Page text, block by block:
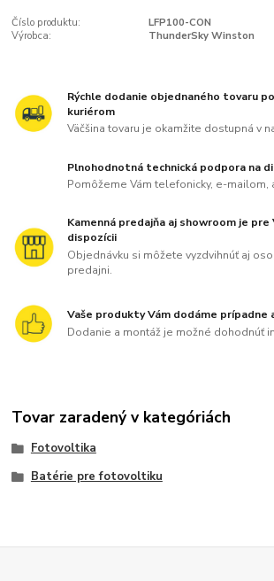
Číslo produktu:
LFP100-CON
Výrobca:
ThunderSky Winston
Rýchle dodanie objednaného tovaru
kuriérom
Väčšina tovaru je okamžite dostupná v
Plnohodnotná technická podpora na
Pomôžeme Vám telefonicky, e-
Kamenná predajňa aj showroom je
dispozícii
Objednávku si môžete vyzdvihnúť aj
predajni.
Vaše produkty Vám dodáme prípadne
Dodanie a montáž je možné dohodnúť
Tovar zaradený v kategóriách
Fotovoltika
Batérie pre fotovoltiku